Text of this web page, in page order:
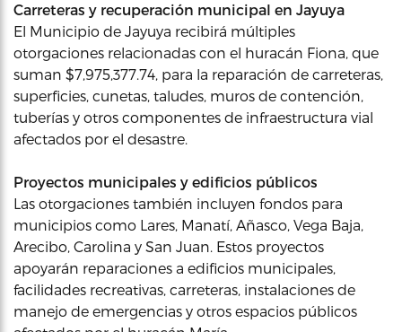
Carreteras y recuperación municipal en Jayuya
El Municipio de Jayuya recibirá múltiples
otorgaciones relacionadas con el huracán Fiona, que
suman $7,975,377.74, para la reparación de carreteras,
superficies, cunetas, taludes, muros de contención,
tuberías y otros componentes de infraestructura vial
afectados por el desastre.
Proyectos municipales y edificios públicos
Las otorgaciones también incluyen fondos para
municipios como Lares, Manatí, Añasco, Vega Baja,
Arecibo, Carolina y San Juan. Estos proyectos
apoyarán reparaciones a edificios municipales,
facilidades recreativas, carreteras, instalaciones de
manejo de emergencias y otros espacios públicos